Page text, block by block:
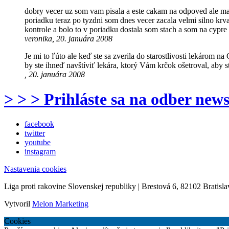
dobry vecer uz som vam pisala a este cakam na odpoved ale
poriadku teraz po tyzdni som dnes vecer zacala velmi silno
kontrole a bolo to v poriadku dostala som stach a som na
veronika, 20. januára 2008
Je mi to ľúto ale keď ste sa zverila do starostlivosti lekárom
by ste ihneď navštíviť lekára, ktorý Vám krčok ošetroval, aby
, 20. januára 2008
> > > Prihláste sa na odber
facebook
twitter
youtube
instagram
Nastavenia cookies
Liga proti rakovine Slovenskej republiky | Brestová 6, 82102
Vytvoril Melon Marketing
Cookies